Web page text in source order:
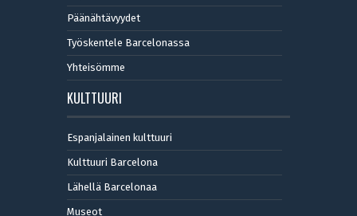
Päänähtävyydet
Työskentele Barcelonassa
Yhteisömme
KULTTUURI
Espanjalainen kulttuuri
Kulttuuri Barcelona
Lähellä Barcelonaa
Museot